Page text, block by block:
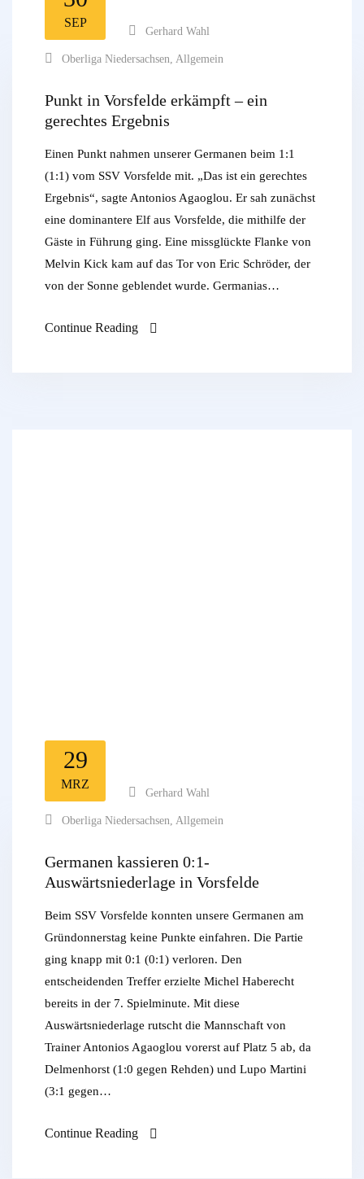
SEP
Gerhard Wahl
Oberliga Niedersachsen, Allgemein
Punkt in Vorsfelde erkämpft – ein
gerechtes Ergebnis
Einen Punkt nahmen unserer Germanen beim 1:1
(1:1) vom SSV Vorsfelde mit. „Das ist ein gerechtes
Ergebnis“, sagte Antonios Agaoglou. Er sah zunächst
eine dominantere Elf aus Vorsfelde, die mithilfe der
Gäste in Führung ging. Eine missglückte Flanke von
Melvin Kick kam auf das Tor von Eric Schröder, der
von der Sonne geblendet wurde. Germanias…
Continue Reading
29
MRZ
Gerhard Wahl
Oberliga Niedersachsen, Allgemein
Germanen kassieren 0:1-
Auswärtsniederlage in Vorsfelde
Beim SSV Vorsfelde konnten unsere Germanen am
Gründonnerstag keine Punkte einfahren. Die Partie
ging knapp mit 0:1 (0:1) verloren. Den
entscheidenden Treffer erzielte Michel Haberecht
bereits in der 7. Spielminute. Mit diese
Auswärtsniederlage rutscht die Mannschaft von
Trainer Antonios Agaoglou vorerst auf Platz 5 ab, da
Delmenhorst (1:0 gegen Rehden) und Lupo Martini
(3:1 gegen…
Continue Reading